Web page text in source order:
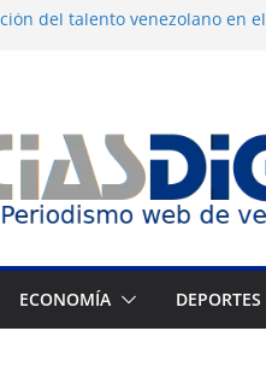
del talento venezolano en el
Vida Gloss abre en
redimirse en su feudo
ECONOMÍA DEPORTES